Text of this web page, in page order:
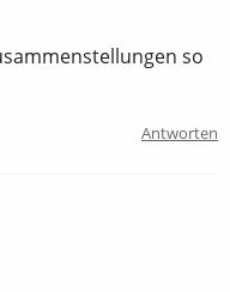
so
Antworten